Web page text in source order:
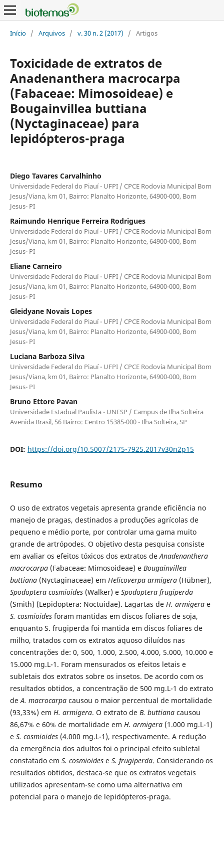
Início / Arquivos / v. 30 n. 2 (2017) / Artigos
Toxicidade de extratos de
Anadenanthera macrocarpa
(Fabaceae: Mimosoideae) e
Bougainvillea buttiana
(Nyctaginaceae) para
lepidópteros-praga
Diego Tavares Carvalhinho
Universidade Federal do Piauí - UFPI / CPCE Rodovia Municipal Bom
Jesus/Viana, km 01, Bairro: Planalto Horizonte, 64900-000, Bom
Jesus- PI
Raimundo Henrique Ferreira Rodrigues
Universidade Federal do Piauí - UFPI / CPCE Rodovia Municipal Bom
Jesus/Viana, km 01, Bairro: Planalto Horizonte, 64900-000, Bom
Jesus- PI
Eliane Carneiro
Universidade Federal do Piauí - UFPI / CPCE Rodovia Municipal Bom
Jesus/Viana, km 01, Bairro: Planalto Horizonte, 64900-000, Bom
Jesus- PI
Gleidyane Novais Lopes
Universidade Federal do Piauí - UFPI / CPCE Rodovia Municipal Bom
Jesus/Viana, km 01, Bairro: Planalto Horizonte, 64900-000, Bom
Jesus- PI
Luciana Barboza Silva
Universidade Federal do Piauí - UFPI / CPCE Rodovia Municipal Bom
Jesus/Viana, km 01, Bairro: Planalto Horizonte, 64900-000, Bom
Jesus- PI
Bruno Ettore Pavan
Universidade Estadual Paulista - UNESP / Campus de Ilha Solteira
Avenida Brasil, 56 Bairro: Centro 15385-000 - Ilha Solteira, SP
DOI: https://doi.org/10.5007/2175-7925.2017v30n2p15
Resumo
O uso de extratos vegetais apresenta grande eficiência no
manejo de pragas, destinados a produções agrícolas de
pequeno e médio porte, por controlar uma gama muito
grande de artrópodes. O objetivo desta pesquisa consiste
em avaliar os efeitos tóxicos dos extratos deAnadenanthera
macrocarpa(Fabaceae: Mimosoideae) e Bougainvillea
buttiana(Nyctaginaceae) em Helicoverpa armigera(Hübner),
Spodoptera cosmioides(Walker) e Spodoptera frugiperda
(Smith) (Lepidoptera: Noctuidae). Lagartas de H. armigerae
S. cosmioidesforam mantidas em discos foliares de soja,
enquanto S. frugiperda foi mantida em discos foliares de
milho, tratados com os extratos aquoso diluídos nas
concentrações de: 0, 500, 1.000, 2.500, 4.000, 5.000, 10.000 e
15.000 mg.L-1. Foram mensurados os efeitos letais e
subletais dos extratos sobre os insetos. De acordo com os
resultados obtidos, a concentração de 500 mg.L-1 do extrato
deA. macrocarpacausou o maior percentual de mortalidade
(93,33%) em H. armigera. O extrato de B. buttianacausou
86,67% e 60% de mortalidade em H. armigera(1.000 mg.L-1)
e S. cosmioides(4.000 mg.L-1), respectivamente. A redução
da emergência dos adultos foi o principal efeito subletal
constatado em S. cosmioidese S. frugiperda. Considerando os
resultados obtidos, destaca-se que os extratos vegetais
utilizados apresentam-se como uma alternativa em
potencial para o manejo de lepidópteros-praga.